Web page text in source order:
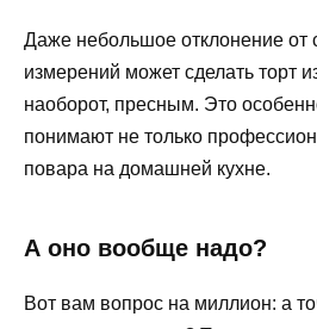
Даже небольшое отклонение от
измерений может сделать торт
наоборот, пресным. Это
понимают не только
повара на домашней кухне.
А оно вообще надо?
Вот вам вопрос на миллион: а